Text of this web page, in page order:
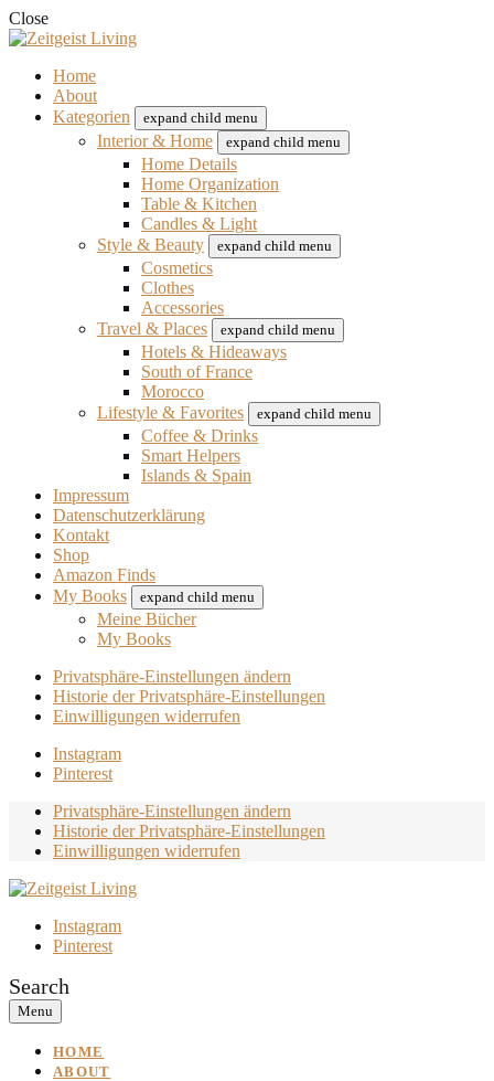
Close
Home
About
Kategorien
expand child menu
Interior & Home expand child menu
Home Details
Home Organization
Table & Kitchen
Candles & Light
Style & Beauty
expand child menu
Cosmetics
Clothes
Accessories
Travel & Places
expand child menu
Hotels & Hideaways
South of France
Morocco
Lifestyle & Favorites
expand child menu
Coffee & Drinks
Smart Helpers
Islands & Spain
Impressum
Datenschutzerklärung
Kontakt
Shop
Amazon Finds
My Books
expand child menu
Meine Bücher
My Books
Privatsphäre-Einstellungen ändern
Historie der Privatsphäre-Einstellungen
Einwilligungen widerrufen
Instagram
Pinterest
Privatsphäre-Einstellungen ändern
Historie der Privatsphäre-Einstellungen
Einwilligungen widerrufen
Instagram
Pinterest
Search
Menu
HOME
ABOUT